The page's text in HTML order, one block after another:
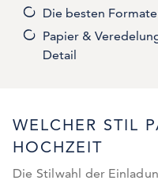
Die besten
Papier &
Detail
WELCHER STIL
HOCHZEIT
Die Stilwahl der